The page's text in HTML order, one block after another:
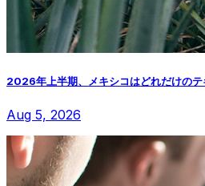
2026年上半期、メキシコはどれだけのテ
Aug 5, 2026